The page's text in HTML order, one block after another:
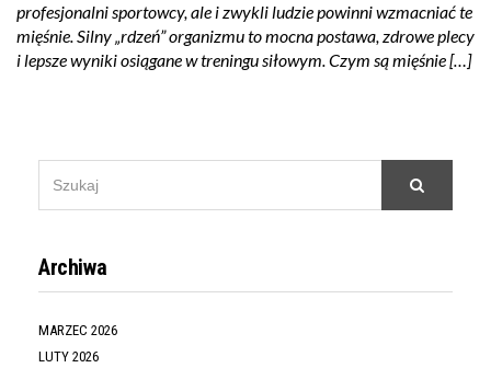
profesjonalni sportowcy, ale i zwykli ludzie powinni wzmacniać te
mięśnie. Silny „rdzeń” organizmu to mocna postawa, zdrowe plecy
i lepsze wyniki osiągane w treningu siłowym. Czym są mięśnie […]
Archiwa
MARZEC 2026
LUTY 2026